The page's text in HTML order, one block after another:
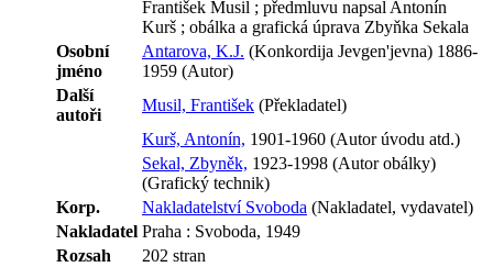
František Musil ; předmluvu napsal Antonín
Kurš ; obálka a grafická úprava Zbyňka Sekala
Osobní
jméno
Antarova, K.J. (Konkordija Jevgen'jevna) 1886-
1959 (Autor)
Další
autoři
Musil, František (Překladatel)
Kurš, Antonín, 1901-1960 (Autor úvodu atd.)
Sekal, Zbyněk, 1923-1998 (Autor obálky)
(Grafický technik)
Korp.
Nakladatelství Svoboda (Nakladatel, vydavatel)
Nakladatel Praha : Svoboda, 1949
Rozsah
202 stran